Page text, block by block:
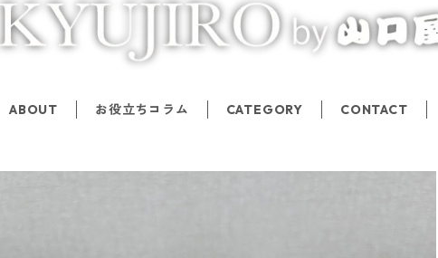
ABOUT お役立ちコラム CATEGORY CONTACT